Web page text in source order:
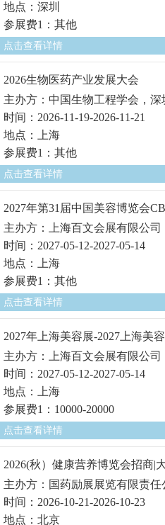
地点：深圳
参展费1：其他
点击查看详情
2026生物医药产业发展大会
主办方：中国生物工程学会，
时间：2026-11-19-2026-11-21
地点：上海
参展费1：其他
点击查看详情
2027年第31届中国美容博览会
主办方：上海百文会展有限公司
时间：2027-05-12-2027-05-14
地点：上海
参展费1：其他
点击查看详情
2027年上海美容展-2027上海美
主办方：上海百文会展有限公司
时间：2027-05-12-2027-05-14
地点：上海
参展费1：10000-20000
点击查看详情
2026(秋）健康营养博览会招商|
主办方：国药励展展览有限责任
时间：2026-10-21-2026-10-23
地点：北京